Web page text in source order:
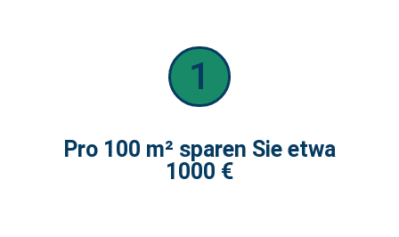
1
Pro 100 m² sparen Sie etwa
1000 €